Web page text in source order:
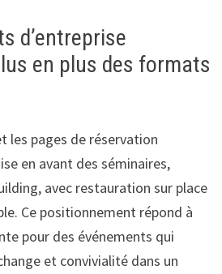
d’entreprise
en plus des formats
les pages de réservation
en avant des séminaires,
avec restauration sur place
Ce positionnement répond à
pour des événements qui
et convivialité dans un